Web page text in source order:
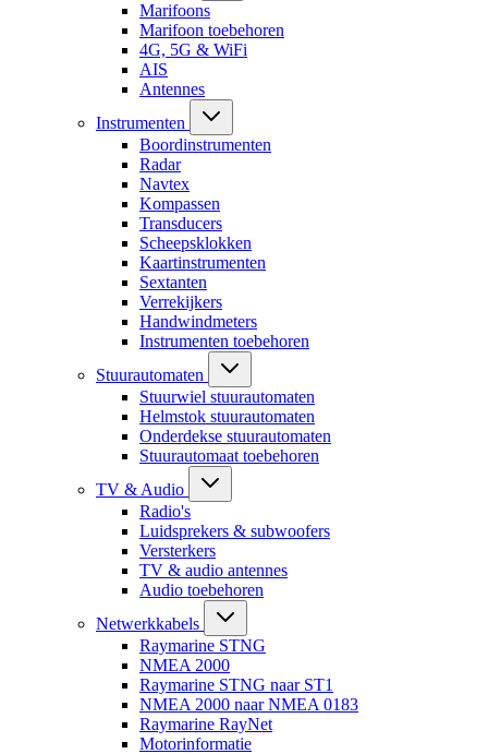
Marifoons
Marifoon toebehoren
4G, 5G & WiFi
AIS
Antennes
Instrumenten
Boordinstrumenten
Radar
Navtex
Kompassen
Transducers
Scheepsklokken
Kaartinstrumenten
Sextanten
Verrekijkers
Handwindmeters
Instrumenten toebehoren
Stuurautomaten
Stuurwiel stuurautomaten
Helmstok stuurautomaten
Onderdekse stuurautomaten
Stuurautomaat toebehoren
TV & Audio
Radio's
Luidsprekers & subwoofers
Versterkers
TV & audio antennes
Audio toebehoren
Netwerkkabels
Raymarine STNG
NMEA 2000
Raymarine STNG naar ST1
NMEA 2000 naar NMEA 0183
Raymarine RayNet
Motorinformatie